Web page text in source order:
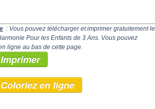
: Vous pouvez télécharger et imprimer gratuitement le
Pour les Enfants de 3 Ans. Vous pouvez
ligne au bas de cette page.
Imprimer
Coloriez en ligne